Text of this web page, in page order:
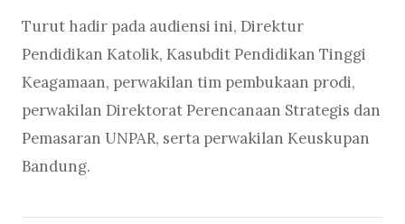
Turut hadir pada audiensi ini, Direktur
Pendidikan Katolik, Kasubdit Pendidikan Tinggi
Keagamaan, perwakilan tim pembukaan prodi,
perwakilan Direktorat Perencanaan Strategis dan
Pemasaran UNPAR, serta perwakilan Keuskupan
Bandung.